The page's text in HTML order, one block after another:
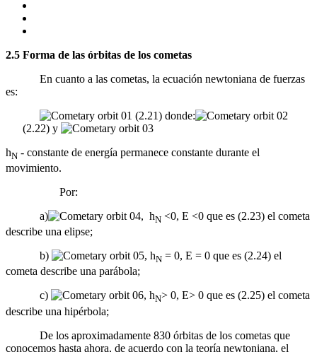
2.5 Forma de las órbitas de los cometas
En cuanto a las cometas, la ecuación newtoniana de fuerzas
es:
(2.21) donde:
(2.22) y
hN - constante de energía permanece constante durante el
movimiento.
Por:
a)
, hN <0, E <0 que es (2.23) el cometa
describe una elipse;
b)
, hN = 0, E = 0 que es (2.24) el
cometa describe una parábola;
c)
, hN> 0, E> 0 que es (2.25) el cometa
describe una hipérbola;
De los aproximadamente 830 órbitas de los cometas que
conocemos hasta ahora, de acuerdo con la teoría newtoniana, el